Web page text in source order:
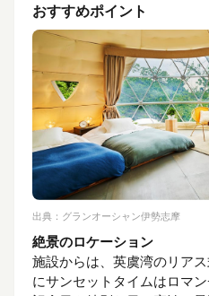
おすすめポイント
出典： グランオーシャン伊勢志摩
絶景のロケーション
施設からは、英虞湾のリア
にサンセットタイムはロマ